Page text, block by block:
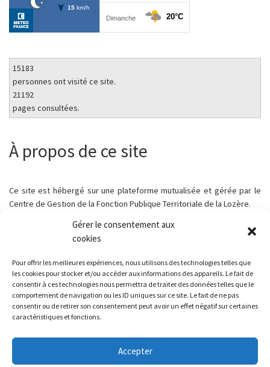
Gérer le consentement aux
cookies
Pour offrir les meilleures expériences, nous utilisons des technologies telles que
les cookies pour stocker et/ou accéder aux informations des appareils. Le fait de
consentir à ces technologies nous permettra de traiter des données telles que le
comportement de navigation ou les ID uniques sur ce site. Le fait de ne pas
consentir ou de retirer son consentement peut avoir un effet négatif sur certaines
caractéristiques et fonctions.
Accepter
15183
personnes ont visité ce site.
21192
pages consultées.
À propos de ce site
Ce site est hébergé sur une plateforme mutualisée et gérée par le
Centre de Gestion de la Fonction Publique Territoriale de la Lozère.
Parcourir les articles
Article précédent
FERMETURE MAIRIE ET AGENCE POSTALE COMMUNALE
RETOUR À LA LISTE
COLLECTE DE PLASTIQUES AGRICOLES 2024